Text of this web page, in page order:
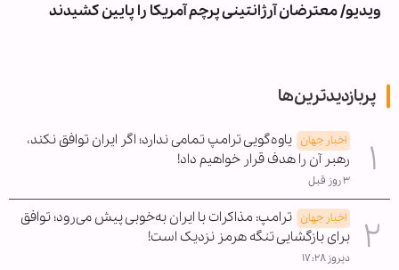
ویدیو/ معترضان آرژانتینی پرچم آمریکا را پایین کشیدند
پربازدیدترین‌ها
اخبار جهان یاوه‌گویی ترامپ تمامی ندارد؛ اگر ایران توافق نکند،
رهبر آن را هدف قرار خواهیم داد!
۳ روز قبل
اخبار جهان ترامپ: مذاکرات با ایران به‌خوبی پیش می‌رود؛ توافق
برای بازگشایی تنگه هرمز نزدیک است!
دیروز ۱۷:۲۸